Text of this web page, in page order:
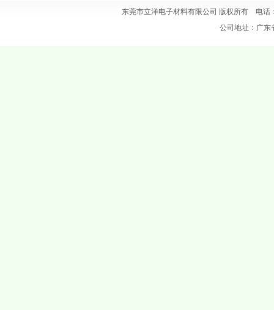
东莞市立洋电子材料有限公司 版权所有 电
公司地址：广东